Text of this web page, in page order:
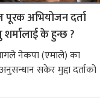
पूरक अभियोजन दर्ता
शर्मालाई के हुन्छ ?
नेकपा (एमाले) का
सकेर मुद्दा दर्ताको